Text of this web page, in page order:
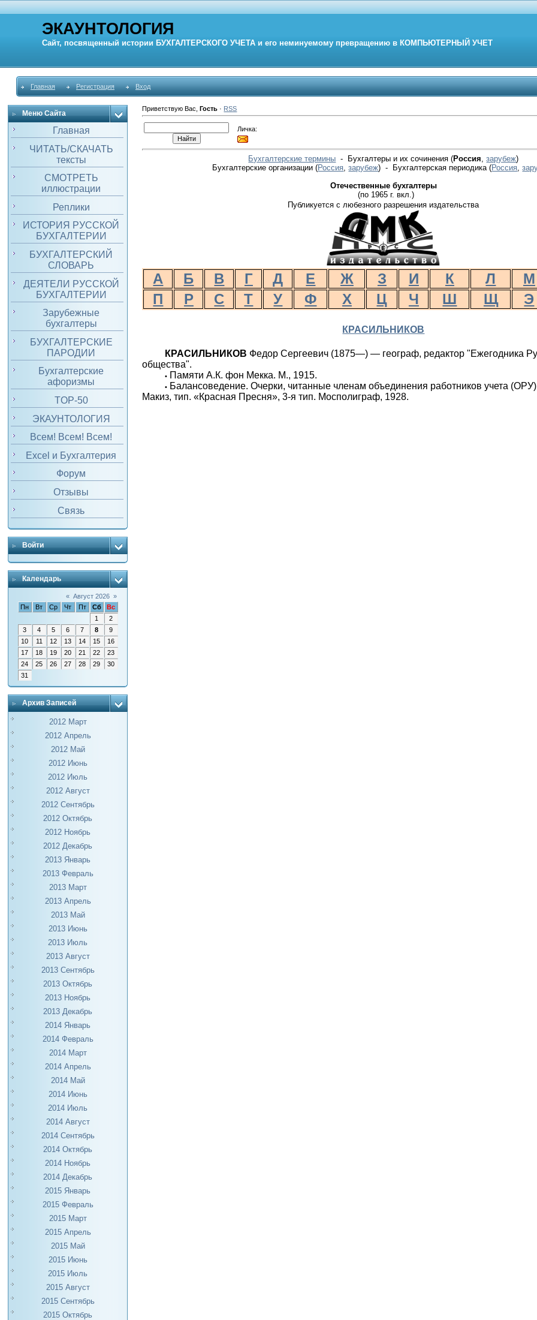
ЭКАУНТОЛОГИЯ
Сайт, посвященный истории БУХГАЛТЕРСКОГО УЧЕТА и его неминуемому превращению в КОМПЬЮТЕРНЫЙ УЧЕТ
Главная Регистрация Вход
Меню Сайта
Главная
ЧИТАТЬ/СКАЧАТЬ
тексты
СМОТРЕТЬ
иллюстрации
Реплики
ИСТОРИЯ РУССКОЙ
БУХГАЛТЕРИИ
БУХГАЛТЕРСКИЙ
СЛОВАРЬ
ДЕЯТЕЛИ РУССКОЙ
БУХГАЛТЕРИИ
Зарубежные
бухгалтеры
БУХГАЛТЕРСКИЕ
ПАРОДИИ
Бухгалтерские
афоризмы
TOP-50
ЭКАУНТОЛОГИЯ
Всем! Всем! Всем!
Excel и Бухгалтерия
Форум
Отзывы
Связь
Войти
Календарь
« Август 2026 »
Пн
Вт Ср Чт Пт Сб
Вс
1
2
3
4 5 6 7 8
9
10
11 12 13 14 15
16
17
18 19 20 21 22
23
24
25 26 27 28 29
30
31
Архив Записей
2012 Март
2012 Апрель
2012 Май
2012 Июнь
2012 Июль
2012 Август
2012 Сентябрь
2012 Октябрь
2012 Ноябрь
2012 Декабрь
2013 Январь
2013 Февраль
2013 Март
2013 Апрель
2013 Май
2013 Июнь
2013 Июль
2013 Август
2013 Сентябрь
2013 Октябрь
2013 Ноябрь
2013 Декабрь
2014 Январь
2014 Февраль
2014 Март
2014 Апрель
2014 Май
2014 Июнь
2014 Июль
2014 Август
2014 Сентябрь
2014 Октябрь
2014 Ноябрь
2014 Декабрь
2015 Январь
2015 Февраль
2015 Март
2015 Апрель
2015 Май
2015 Июнь
2015 Июль
2015 Август
2015 Сентябрь
2015 Октябрь
Приветствую Вас ,Гость · RSS
Личка:
Бухгалтерские термины - Бухгалтеры и их сочинения (Россия ,зарубеж)
Бухгалтерские организации(Россия ,зарубеж) - Бухгалтерская периодика(Россия ,
Отечественные бухгалтеры
(по 1965 г. вкл.)
Публикуется с любезного разрешения издательства
А Б В Г Д Е Ж З И К Л М
П
Р С Т У Ф Х Ц Ч Ш Щ Э
КРАСИЛЬНИКОВ
КРАСИЛЬНИКОВ Федор Сергеевич (1875—) — географ, редактор "Ежегодника
общества".
• Памяти А.К. фон Мекка. М., 1915.
• Балансоведение. Очерки, читанные членам объединения работников учета
Макиз, тип. «Красная Пресня», 3-я тип. Мосполиграф, 1928.